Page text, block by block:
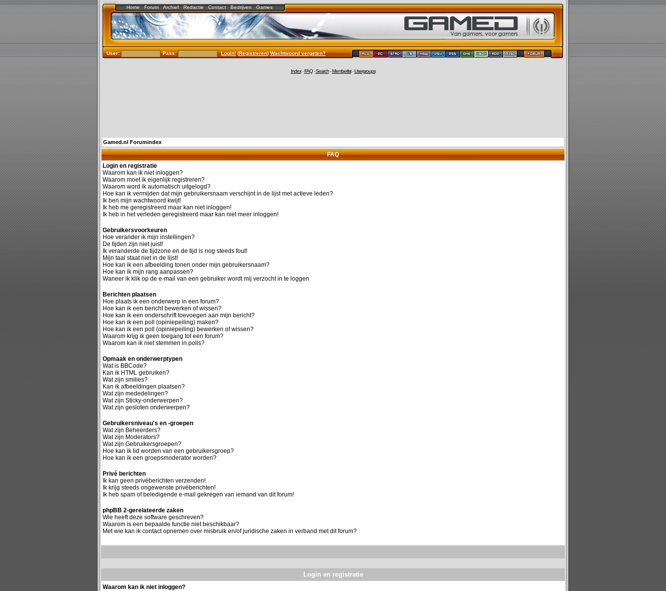
Home Forum Archief Redactie Contact Bedrijven Games
User: Pass: Login!(Registreren)Wachtwoord vergeten?
Index-FAQ-Search-Memberlist-Usergroups
Gamed.nl Forumindex
FAQ
Login en registratie
Waarom kan ik niet inloggen?
Waarom moet ik eigenlijk registreren?
Waarom word ik automatisch uitgelogd?
Hoe kan ik vermijden dat mijn gebruikersnaam verschijnt in de lijst met actieve leden?
Ik ben mijn wachtwoord kwijt!
Ik heb me geregistreerd maar kan niet inloggen!
Ik heb in het verleden geregistreerd maar kan niet meer inloggen!
Gebruikersvoorkeuren
Hoe verander ik mijn instellingen?
De tijden zijn niet juist!
Ik veranderde de tijdzone en de tijd is nog steeds fout!
Mijn taal staat niet in de lijst!
Hoe kan ik een afbeelding tonen onder mijn gebruikersnaam?
Hoe kan ik mijn rang aanpassen?
Waneer ik klik op de e-mail van een gebruiker wordt mij verzocht in te loggen
Berichten plaatsen
Hoe plaats ik een onderwerp in een forum?
Hoe kan ik een bericht bewerken of wissen?
Hoe kan ik een onderschrift toevoegen aan mijn bericht?
Hoe kan ik een poll (opiniepeiling) maken?
Hoe kan ik een poll (opiniepeiling) bewerken of wissen?
Waarom krijg ik geen toegang tot een forum?
Waarom kan ik niet stemmen in polls?
Opmaak en onderwerptypen
Wat is BBCode?
Kan ik HTML gebruiken?
Wat zijn smilies?
Kan ik afbeeldingen plaatsen?
Wat zijn mededelingen?
Wat zijn Sticky-onderwerpen?
Wat zijn gesloten onderwerpen?
Gebruikersniveau's en -groepen
Wat zijn Beheerders?
Wat zijn Moderators?
Wat zijn Gebruikersgroepen?
Hoe kan ik lid worden van een gebruikersgroep?
Hoe kan ik een groepsmoderator worden?
Privé berichten
Ik kan geen privéberichten verzenden!
Ik krijg steeds ongewenste privéberichten!
Ik heb spam of beledigende e-mail gekregen van iemand van dit forum!
phpBB 2-gerelateerde zaken
Wie heeft deze software geschreven?
Waarom is een bepaalde functie niet beschikbaar?
Met wie kan ik contact opnemen over misbruik en/of juridische zaken in verband met dit forum?
Login en registratie
Waarom kan ik niet inloggen?